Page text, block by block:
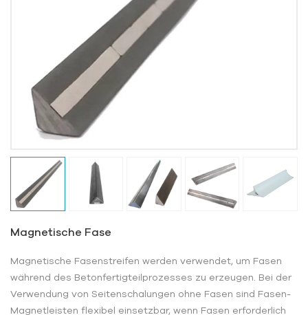
Magnetische Fase
Magnetische Fasenstreifen werden verwendet, um Fasen
während des Betonfertigteilprozesses zu erzeugen. Bei der
Verwendung von Seitenschalungen ohne Fasen sind Fasen-
Magnetleisten flexibel einsetzbar, wenn Fasen erforderlich